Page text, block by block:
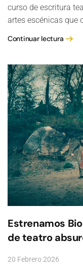
curso de escritura
artes escénicas que
Continuar lectura
Estrenamos
de teatro
20 Febrero 2026